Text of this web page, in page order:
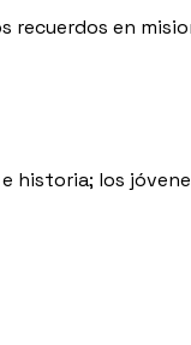
en
historia; los